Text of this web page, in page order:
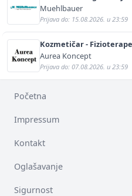
Muehlbauer
Prijava do: 15.08.2026. u 23:59
Kozmetičar -
Aurea Koncept
Prijava do: 07.08.2026. u 23:59
Početna
Impressum
Kontakt
Oglašavanje
Sigurnost